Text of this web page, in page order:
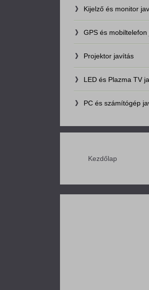
Kijelző és monitor
GPS és mobiltelefon
Projektor javítás
LED és Plazma TV
PC és számítógép
Kezdőlap